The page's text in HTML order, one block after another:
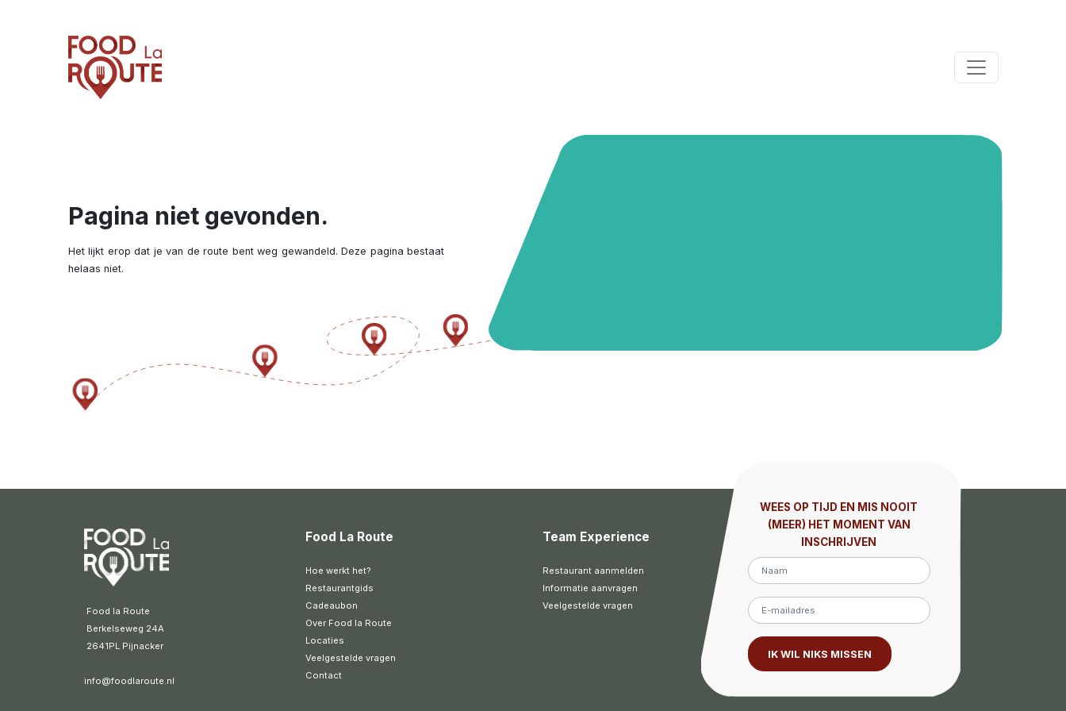
Pagina niet gevonden.
Het lijkt erop dat je van de route bent weg gewandeld. Deze pagina bestaat
helaas niet.
Food la Route
Berkelseweg 24A
2641PL Pijnacker
info@foodlaroute.nl
Food La Route
Hoe werkt het?
Restaurantgids
Cadeaubon
Over Food la Route
Locaties
Veelgestelde vragen
Contact
Team Experience
Restaurant aanmelden
Informatie aanvragen
Veelgestelde vragen
WEES OP TIJD EN MIS NOOIT
(MEER) HET MOMENT VAN
INSCHRIJVEN
IK WIL NIKS MISSEN